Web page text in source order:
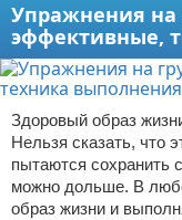
Упражнения
эффективные,
Здоровый образ
Нельзя сказать, что
пытаются сохранить
можно дольше. В
образ жизни и